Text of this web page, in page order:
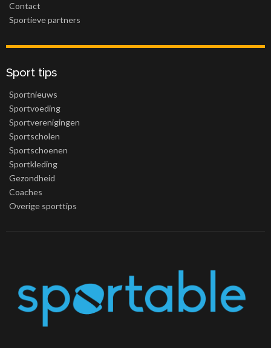
Contact
Sportieve partners
Sport tips
Sportnieuws
Sportvoeding
Sportverenigingen
Sportscholen
Sportschoenen
Sportkleding
Gezondheid
Coaches
Overige sporttips